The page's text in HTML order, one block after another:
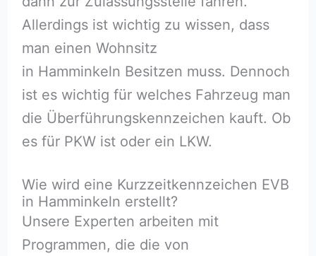
Allerdings ist wichtig zu wissen, dass
man einen Wohnsitz
in Hamminkeln Besitzen muss. Dennoch
ist es wichtig für welches Fahrzeug man
die Überführungskennzeichen kauft. Ob
es für PKW ist oder ein LKW.
Wie wird eine Kurzzeitkennzeichen EVB
in Hamminkeln erstellt?
Unsere Experten arbeiten mit
Programmen, die die von